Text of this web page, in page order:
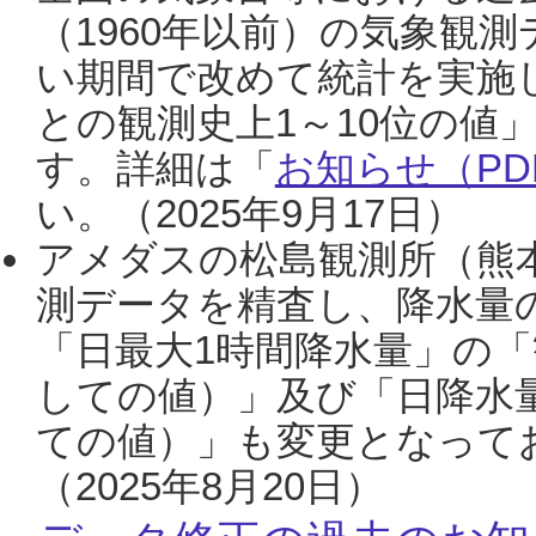
（1960年以前）の気象観
い期間で改めて統計を実
との観測史上1～10位の値
す。詳細は「 お知らせ（
い。（2025年9月17日）
アメダスの松島観測所（熊
測データを精査し、降水
「日最大1時間降水量」の
しての値）」及び「日降
ての値）」も変更となっ
（2025年8月20日）